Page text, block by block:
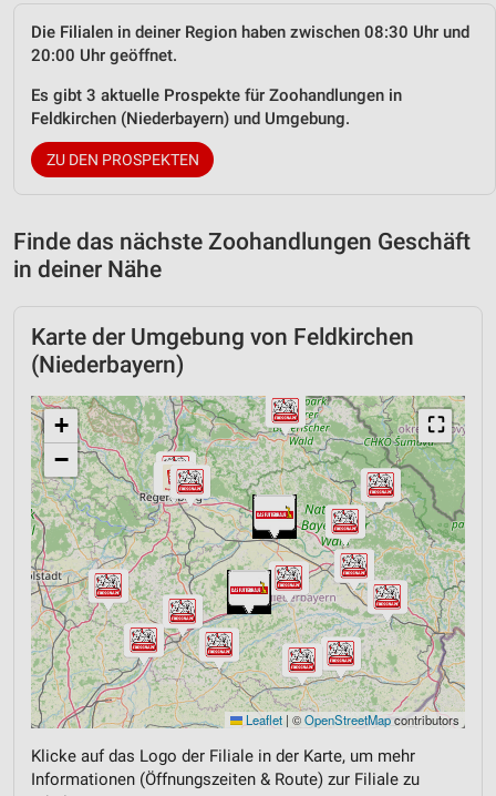
Die Filialen in deiner Region haben zwischen 08:30 Uhr und
20:00 Uhr geöffnet.
Es gibt 3 aktuelle Prospekte für Zoohandlungen in
Feldkirchen (Niederbayern) und Umgebung.
ZU DEN PROSPEKTEN
Finde das nächste Zoohandlungen Geschäft
in deiner Nähe
Karte der Umgebung von Feldkirchen
(Niederbayern)
⛶
+
−
Leaflet | ©OpenStreetMapcontributors
Klicke auf das Logo der Filiale in der Karte, um mehr
Informationen (Öffnungszeiten & Route) zur Filiale zu